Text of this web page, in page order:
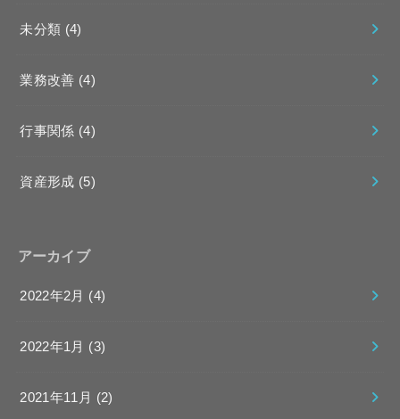
未分類 (4)
業務改善 (4)
行事関係 (4)
資産形成 (5)
アーカイブ
2022年2月 (4)
2022年1月 (3)
2021年11月 (2)